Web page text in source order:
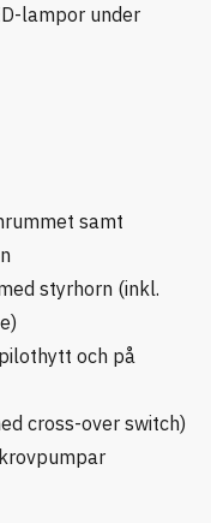
lampor under
samt
styrhorn (inkl.
och på
cross-over switch)